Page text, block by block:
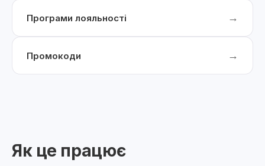
Програми лояльності →
Промокоди →
Як це працює